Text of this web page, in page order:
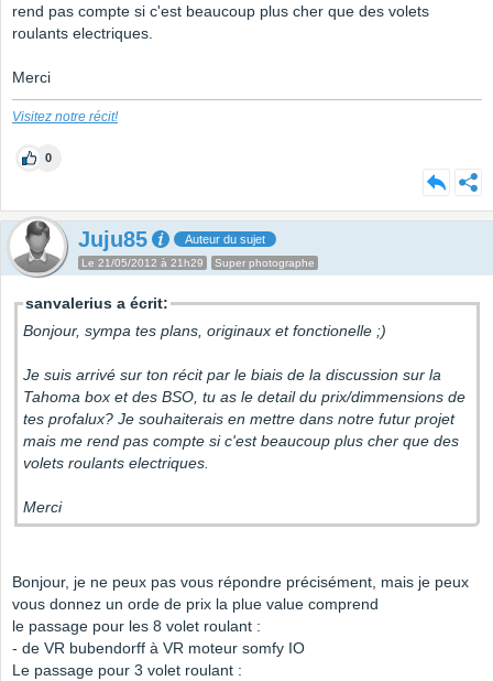
rend pas compte si c'est beaucoup plus cher que des volets
roulants electriques.
Merci
Visitez notre récit!
0
Juju85 Auteur du sujet
Le 21/05/2012 à 21h29 Super photographe
sanvalerius a écrit:
Bonjour, sympa tes plans, originaux et fonctionelle ;)
Je suis arrivé sur ton récit par le biais de la discussion sur la
Tahoma box et des BSO, tu as le detail du prix/dimmensions de
tes profalux? Je souhaiterais en mettre dans notre futur projet
mais me rend pas compte si c'est beaucoup plus cher que des
volets roulants electriques.
Merci
Bonjour, je ne peux pas vous répondre précisément, mais je peux
vous donnez un orde de prix la plue value comprend
le passage pour les 8 volet roulant :
- de VR bubendorff à VR moteur somfy IO
Le passage pour 3 volet roulant :